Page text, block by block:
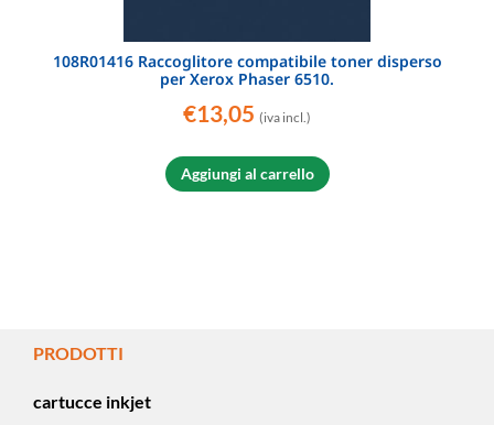
108R01416 Raccoglitore compatibile toner disperso
per Xerox Phaser 6510.
€13,05 (iva incl.)
Aggiungi al carrello
PRODOTTI
cartucce inkjet